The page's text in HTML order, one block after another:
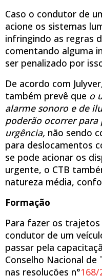
Caso o condutor de
acione os sistemas
infringindo as regras
comentando alguma
ser penalizado por
De acordo com
também prevê que o
alarme sonoro e de
poderão ocorrer para
urgência, não sendo
para deslocamentos
se pode acionar os
urgente, o CTB
natureza média,
Formação
Para fazer os trajetos
condutor de um
passar pela
Conselho Nacional
nas resoluções n°168/